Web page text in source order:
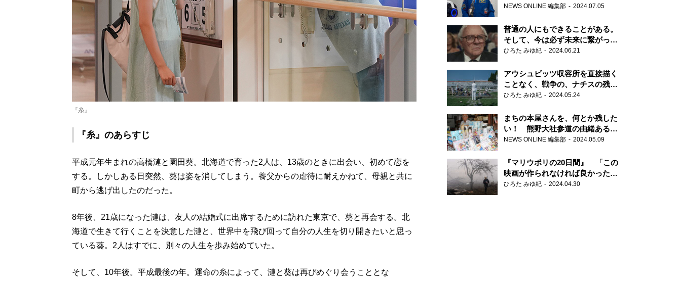
『糸』
『糸』のあらすじ
平成元年生まれの高橋漣と園田葵。北海道で育った2人は、13歳のときに出会い、初めて恋を
する。しかしある日突然、葵は姿を消してしまう。養父からの虐待に耐えかねて、母親と共に
町から逃げ出したのだった。
8年後、21歳になった漣は、友人の結婚式に出席するために訪れた東京で、葵と再会する。北
海道で生きて行くことを決意した漣と、世界中を飛び回って自分の人生を切り開きたいと思っ
ている葵。2人はすでに、別々の人生を歩み始めていた。
そして、10年後。平成最後の年。運命の糸によって、漣と葵は再びめぐり会うこととな
独インタビュー
NEWS ONLINE 編集部 2024.07.05
普通の人にもできることがある。
そして、今は必ず未来に繋がって
いく……『ONE LIFE 奇跡が繋い
ひろた みゆ紀 2024.06.21
アウシュビッツ収容所を直接描く
ことなく、戦争の、ナチスの残虐
さが見える映画 『関心領域』
ひろた みゆ紀 2024.05.24
まちの本屋さんを、何とか残した
い！ 熊野大社参道の由緒ある書
店・三代目の強い思い
NEWS ONLINE 編集部 2024.05.09
『マリウポリの20日間』 「この
映画が作られなければ良かった」
と語る監督
ひろた みゆ紀 2024.04.30